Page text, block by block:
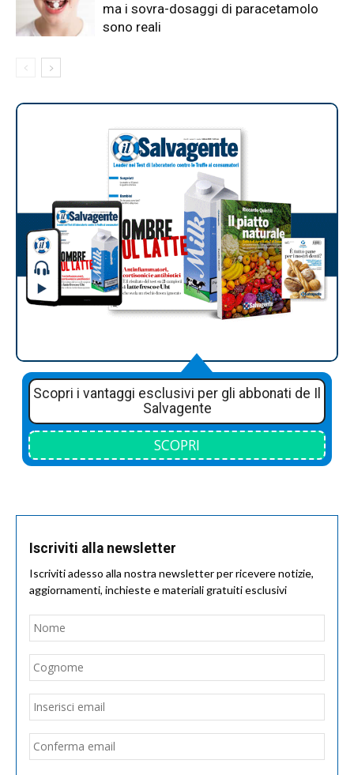
ma i sovra-dosaggi di paracetamolo
sono reali
Scopri i vantaggi esclusivi per gli abbonati de Il
Salvagente
SCOPRI
Iscriviti alla newsletter
Iscriviti adesso alla nostra newsletter per ricevere notizie,
aggiornamenti, inchieste e materiali gratuiti esclusivi
Nome
Email